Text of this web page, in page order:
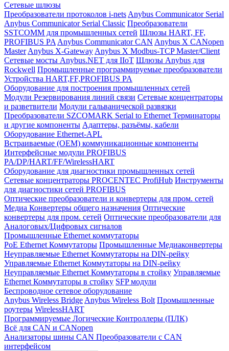
Сетевые шлюзы
Преобразователи протоколов i-nets Anybus Communicator Serial
Anybus Communicator Serial Classic Преобразователи
SSTCOMM для промышленных сетей Шлюзы HART, FF,
PROFIBUS PA Anybus Communicator CAN Anybus X CANopen
Master Anybus X-Gateway Anybus X Modbus-TCP Master/Client
Сетевые мосты Anybus.NET для IIoT Шлюзы Anybus для
Rockwell Промышленные программируемые преобразователи
Устройства HART,FF,PROFIBUS PA
Оборудование для построения промышленных сетей
Модули Резервирования линий связи Сетевые концентраторы
и разветвители Модули гальванической развязки
Преобразователи SZCOMARK Serial to Ethernet Терминаторы
и другие компоненты Адаптеры, разъёмы, кабели
Оборудование Ethernet-APL
Встраиваемые (OEM) коммуникационные компоненты
Интерфейсные модули PROFIBUS
PA/DP/HART/FF/WirelessHART
Оборудование для диагностики промышленных сетей
Сетевые концентраторы PROCENTEC ProfiHub Инструменты
для диагностики сетей PROFIBUS
Оптические преобразователи и конвертеры для пром. сетей
Медиа Конвертеры общего назначения Оптические
конвертеры для пром. сетей Оптические преобразователи для
Аналоговых/Цифровых сигналов
Промышленные Ethernet коммутаторы
PoE Ethernet Коммутаторы Промышленные Медиаконвертеры
Неуправляемые Ethernet Коммутаторы на DIN-рейку
Управляемые Ethernet Коммутаторы на DIN-рейку
Неуправляемые Ethernet Коммутаторы в стойку Управляемые
Ethernet Коммутаторы в стойку SFP модули
Беспроводное сетевое оборудование
Anybus Wireless Bridge Anybus Wireless Bolt Промышленные
роутеры WirelessHART
Программируемые Логические Контроллеры (ПЛК)
Всё для CAN и CANopen
Анализаторы шины CAN Преобразователи с CAN
интерфейсом